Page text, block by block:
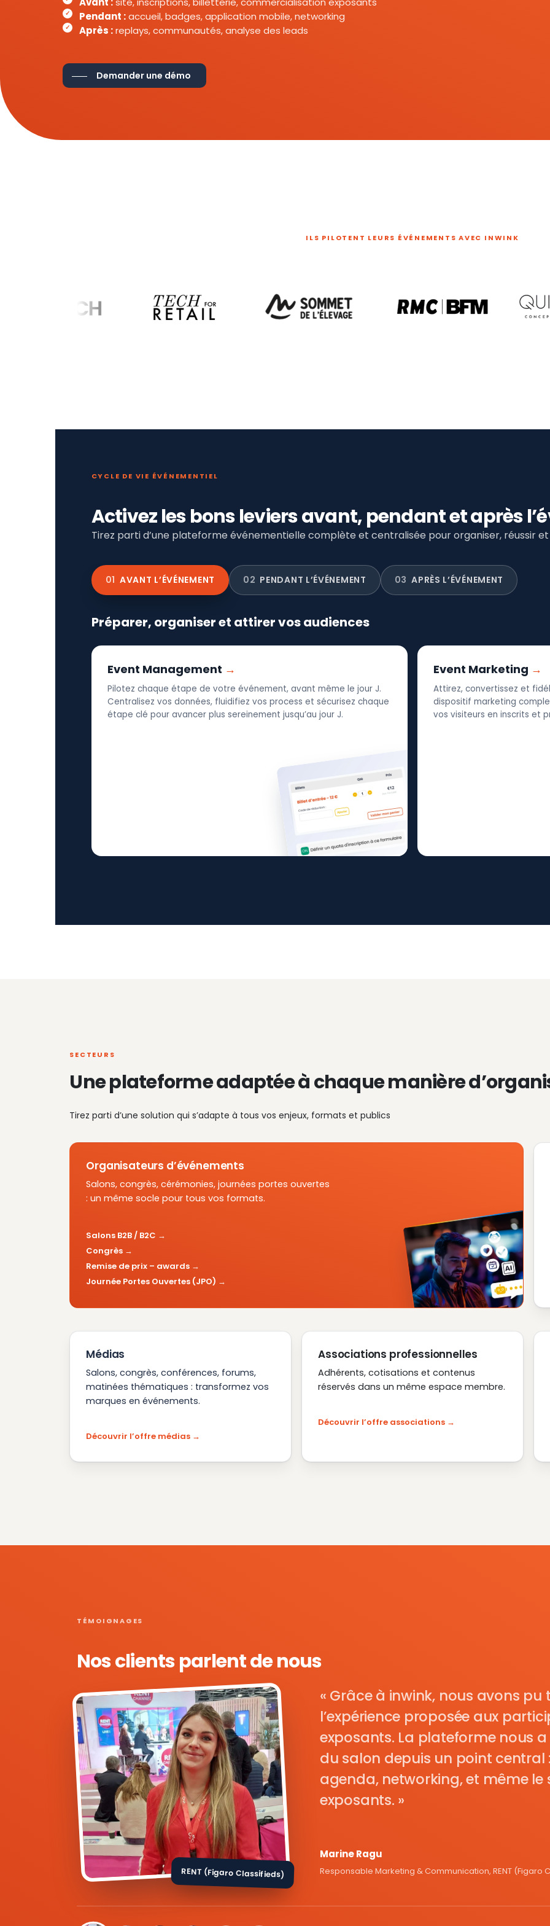
Pendant :accueil, badges, application mobile, networking
Après :replays, communautés, analyse des leads
Demander une démo
ILS PILOTENT LEURS ÉVÉNEMENTS AVEC INWINK
CYCLE DE VIE ÉVÉNEMENTIEL
Activez les bons leviers avant, pendant et après
Tirez parti d’une plateforme événementielle complète et centralisée pour organiser, réussir
01 AVANT L’ÉVÉNEMENT 02 PENDANT L’ÉVÉNEMENT 03 APRÈS L’ÉVÉNEMENT
Préparer, organiser et attirer vos audiences
Event Management
Pilotez chaque étape de votre événement, avant même le jour J.
Centralisez vos données, fluidifiez vos process et sécurisez chaque
étape clé pour avancer plus sereinement jusqu’au jour J.
Event Marketing
Attirez, convertissez et
dispositif marketing
vos visiteurs en inscrits et
SECTEURS
Une plateforme adaptée à chaque manière
Tirez parti d’une solution qui s’adapte à tous vos enjeux, formats et publics
Organisateurs d’événements
Salons, congrès, cérémonies, journées portes ouvertes
: un même socle pour tous vos formats.
Salons B2B / B2C
Congrès
Remise de prix – awards
Journée Portes Ouvertes (JPO)
Médias
Salons, congrès, conférences, forums,
matinées thématiques : transformez vos
marques en événements.
Découvrir l’offre médias
Associations professionnelles
Adhérents, cotisations et contenus
réservés dans un même espace membre.
Découvrir l’offre associations
TÉMOIGNAGES
Nos clients parlent de nous
RENT (Figaro Classifieds)
Grâce à inwink, nous avons
l’expérience proposée aux
exposants. La plateforme nous
du salon depuis un point central
agenda, networking, et même le
exposants.
Marine Ragu
Responsable Marketing & Communication, RENT (Figaro